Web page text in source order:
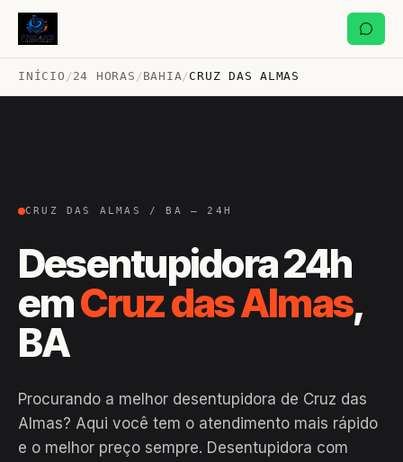
INÍCIO /24 HORAS /BAHIA/CRUZ DAS ALMAS
CRUZ DAS ALMAS / BA — 24H
Desentupidora 24h
emCruz das Almas,
BA
Procurando a melhor desentupidora de Cruz das
Almas? Aqui você tem o atendimento mais rápido
e o melhor preço sempre. Desentupidora com